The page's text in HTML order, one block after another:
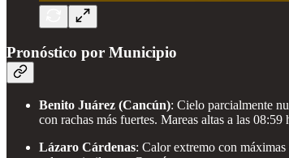
Pronóstico por Municipio
Benito Juárez (Cancún): Cielo parcialmente
con rachas más fuertes. Mareas altas a las
Lázaro Cárdenas: Calor extremo con